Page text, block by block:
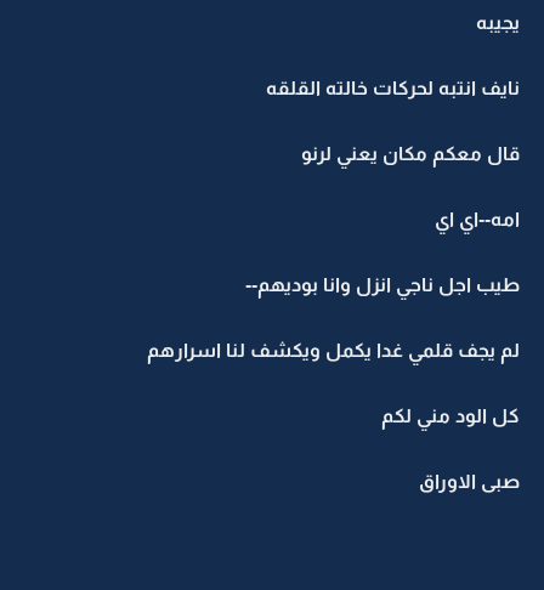
يجيبه
نايف انتبه لحركات خالته القلقه
قال معكم مكان يعني لرنو
امه--اي اي
طيب اجل ناجي انزل وانا بوديهم--
لم يجف قلمي غدا يكمل ويكشف لنا اسرارهم
كل الود مني لكم
صبى الاوراق